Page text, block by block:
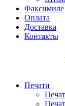
Факсимиле
Оплата
Доставка
Контакты
Печати